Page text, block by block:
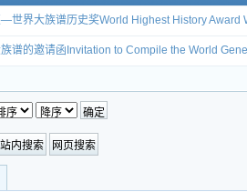
世界大族谱历史奖World Highest History Award
谱的邀请函Invitation to Compile the World